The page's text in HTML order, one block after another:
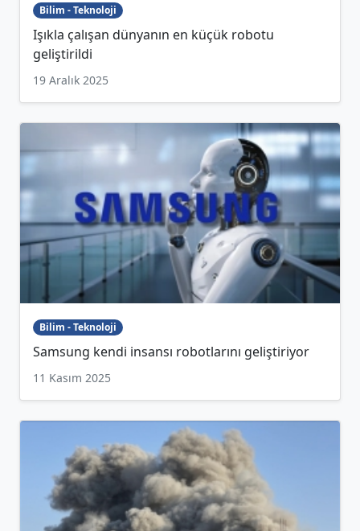
Bilim - Teknoloji
Işıkla çalışan dünyanın en küçük robotu
geliştirildi
19 Aralık 2025
Bilim - Teknoloji
Samsung kendi insansı robotlarını geliştiriyor
11 Kasım 2025